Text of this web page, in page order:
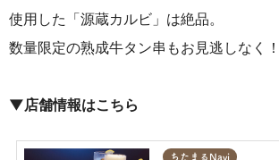
使用した「源蔵カルビ」は絶品。
数量限定の熟成牛タン串もお見逃しなく！
▼店舗情報はこちら
ちたまるNavi